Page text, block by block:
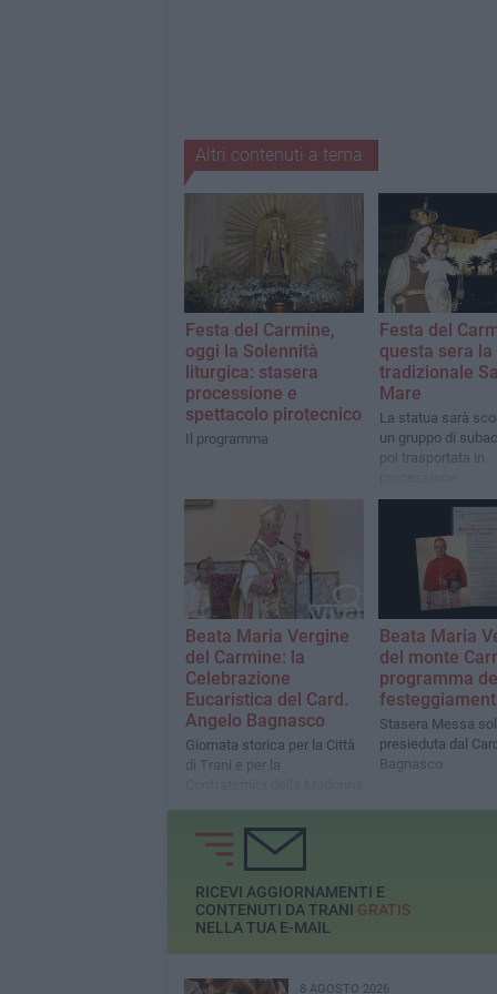
Altri contenuti a tema
Festa del Carmine,
oggi la Solennità
liturgica: stasera
processione e
spettacolo pirotecnico
Il programma
Festa del
questa sera la
tradizionale
Mare
La statua sarà
un gruppo di
poi trasportata in
Beata Maria Vergine
del Carmine: la
Celebrazione
Eucaristica del Card.
Angelo Bagnasco
Giornata storica per la Città
di Trani e per la
Beata Maria
del monte
programma
Stasera Messa
presieduta dal
Bagnasco
RICEVI AGGIORNAMENTI E
CONTENUTI DA TRANI GRATIS
NELLA TUA E-MAIL
8 AGOSTO 2026